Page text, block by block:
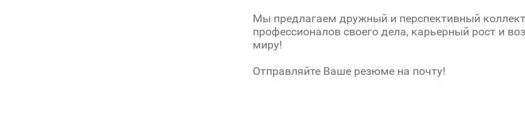
Мы предлагаем дружный и перспективный
профессионалов своего дела, карьерный рост и
миру!
Отправляйте Ваше резюме на почту!